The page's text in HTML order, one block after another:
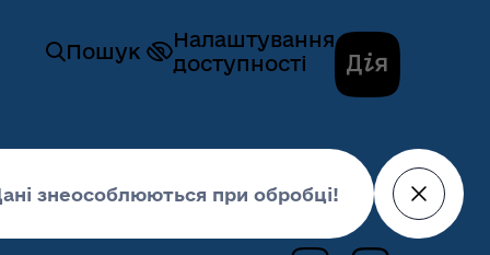
Пошук
Налаштування
доступності